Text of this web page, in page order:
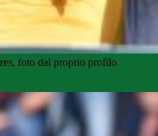
foto dal proprio profilo